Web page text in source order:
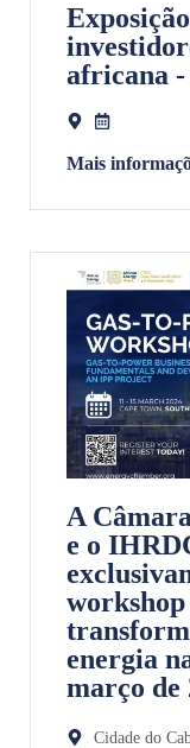
africana -
Mais
A
e o
energia
março de
Cidade do